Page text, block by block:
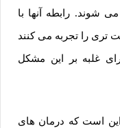
شوند. رابطه آنها با
را تجربه می کنند
غلبه بر این مشکل
این است که درمان های